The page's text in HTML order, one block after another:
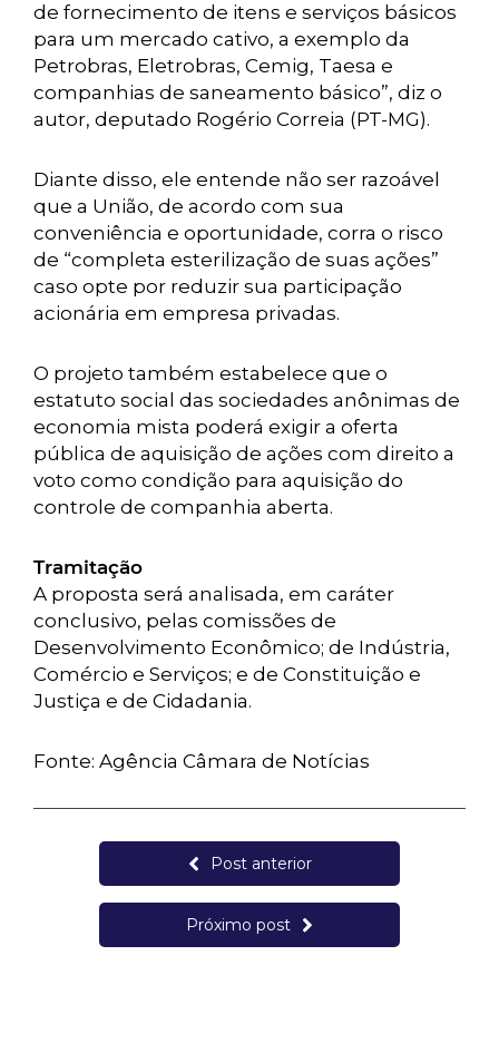
de fornecimento de itens e serviços básicos
para um mercado cativo, a exemplo da
Petrobras, Eletrobras, Cemig, Taesa e
companhias de saneamento básico”, diz o
autor, deputado Rogério Correia (PT-MG).
Diante disso, ele entende não ser razoável
que a União, de acordo com sua
conveniência e oportunidade, corra o risco
de “completa esterilização de suas ações”
caso opte por reduzir sua participação
acionária em empresa privadas.
O projeto também estabelece que o
estatuto social das sociedades anônimas de
economia mista poderá exigir a oferta
pública de aquisição de ações com direito a
voto como condição para aquisição do
controle de companhia aberta.
Tramitação
A proposta será analisada, em caráter
conclusivo, pelas comissões de
Desenvolvimento Econômico; de Indústria,
Comércio e Serviços; e de Constituição e
Justiça e de Cidadania.
Fonte: Agência Câmara de Notícias
Post anterior
Próximo post